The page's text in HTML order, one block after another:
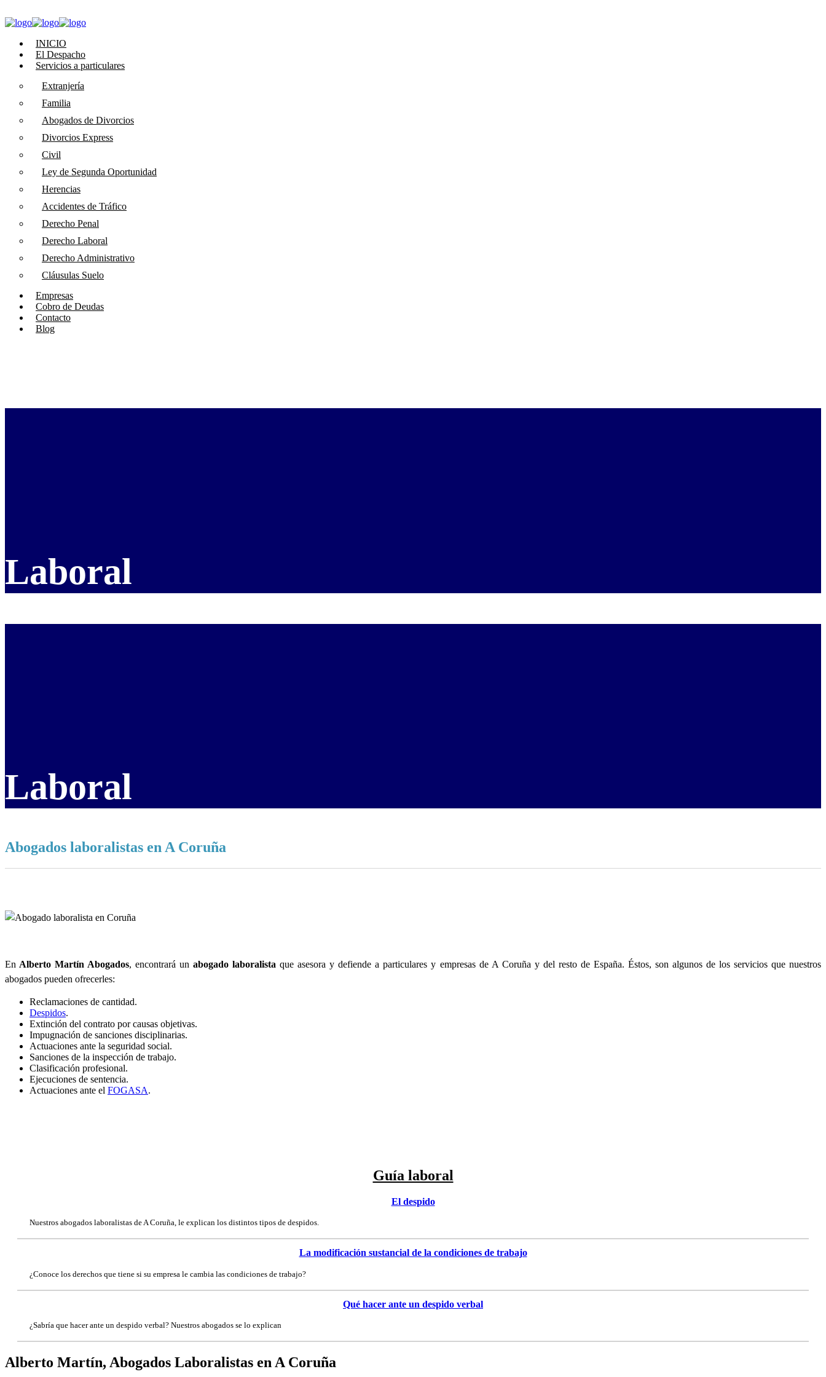
INICIO
El Despacho
Servicios a particulares
Extranjería
Familia
Abogados de Divorcios
Divorcios Express
Civil
Ley de Segunda Oportunidad
Herencias
Accidentes de Tráfico
Derecho Penal
Derecho Laboral
Derecho Administrativo
Cláusulas Suelo
Empresas
Cobro de Deudas
Contacto
Blog
Laboral
Laboral
Abogados laboralistas en A Coruña
En Alberto Martín Abogados, encontrará unabogado laboralistaque asesora y defiende a particulares y empresas de A Coruña y del resto de España. Éstos, son algunos de los servicios que nuestros
abogados pueden ofrecerles:
Reclamaciones de cantidad.
Despidos.
Extinción del contrato por causas objetivas.
Impugnación de sanciones disciplinarias.
Actuaciones ante la seguridad social.
Sanciones de la inspección de trabajo.
Clasificación profesional.
Ejecuciones de sentencia.
Actuaciones ante el FOGASA.
Guía laboral
El despido
Nuestros abogados laboralistas de A Coruña, le explican los distintos tipos de despidos.
La modificación sustancial de la condiciones de trabajo
¿Conoce los derechos que tiene si su empresa le cambia las condiciones de trabajo?
Qué hacer ante un despido verbal
¿Sabría que hacer ante un despido verbal? Nuestros abogados se lo explican
Alberto Martín, Abogados Laboralistas en A Coruña